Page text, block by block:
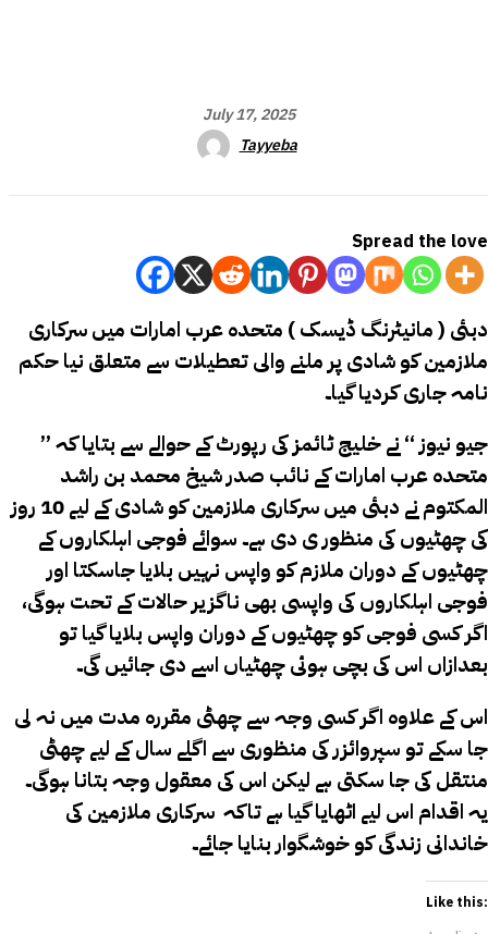
July 17, 2025
Tayyeba
Spread the love
دبئی ( مانیٹرنگ ڈیسک ) متحدہ عرب امارات میں سرکاری
ملازمین کو شادی پر ملنے والی تعطیلات سے متعلق نیا حکم
نامہ جاری کردیا گیا۔
’’جیو نیوز ‘‘ نے خلیج ٹائمز کی رپورٹ کے حوالے سے بتایا کہ
متحدہ عرب امارات کے نائب صدر شیخ محمد بن راشد
المکتوم نے دبئی میں سرکاری ملازمین کو شادی کے لیے 10 روز
کی چھٹیوں کی منظور ی دی ہے۔ سوائے فوجی اہلکاروں کے
چھٹیوں کے دوران ملازم کو واپس نہیں بلایا جاسکتا اور
فوجی اہلکاروں کی واپسی بھی ناگزیر حالات کے تحت ہوگی،
اگر کسی فوجی کو چھٹیوں کے دوران واپس بلایا گیا تو
بعدازاں اس کی بچی ہوئی چھٹیاں اسے دی جائیں گی۔
اس کے علاوہ اگر کسی وجہ سے چھٹی مقررہ مدت میں نہ لی
جا سکے تو سپروائزر کی منظوری سے اگلے سال کے لیے چھٹی
منتقل کی جا سکتی ہے لیکن اس کی معقول وجہ بتانا ہوگی۔
یہ اقدام اس لیے اٹھایا گیا ہے تاکہ سرکاری ملازمین کی
خاندانی زندگی کو خوشگوار بنایا جائے۔
Like this: